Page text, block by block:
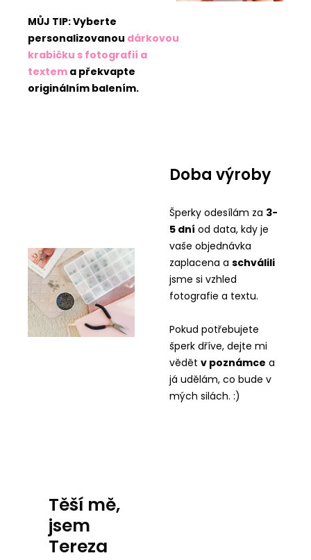
MŮJ TIP: Vyberte
personalizovanou dárkovou
krabičku s fotografií a
textem a překvapte
originálním balením.
Doba výroby
Šperky odesílám za 3-
5 dní od data, kdy je
vaše objednávka
zaplacena a schválili
jsme si vzhled
fotografie a textu.
Pokud potřebujete
šperk dříve, dejte mi
vědět v poznámce a
já udělám, co bude v
mých silách. :)
Těší mě,
jsem
Tereza